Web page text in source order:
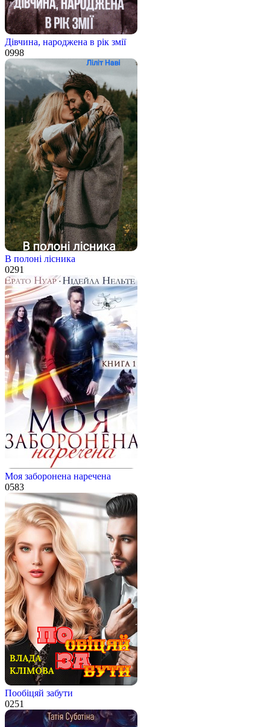
Дівчина, народжена в рік змії
0998
В полоні лісника
0291
Моя заборонена наречена
0583
Пообіцяй забути
0251